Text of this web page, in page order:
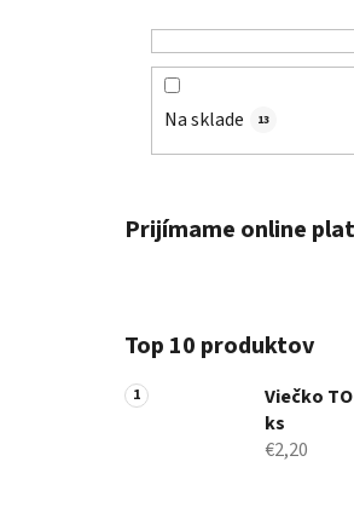
Na sklade 13
Prijímame online
Top 10 produktov
Viečko
ks
€2,20